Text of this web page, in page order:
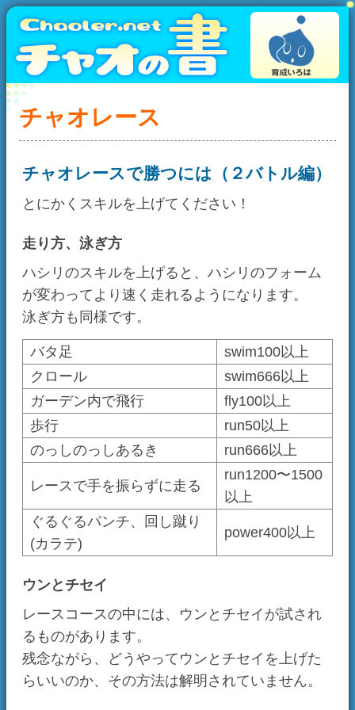
チャオレース
チャオレースで勝つには（２バトル編）
走り方、泳ぎ方
ハシリのスキルを上げると、ハシリのフォーム
が変わってより速く走れるようになります。
バタ足
クロール
swim666以上
ガーデン内で飛行
fly100以上
歩行
run50以上
のっしのっしあるき
レースで手を振らずに走る
run1200〜1500
ぐるぐるパンチ、回し蹴り
(カラテ)
power400以上
ウンとチセイ
レースコースの中には、ウンとチセイが試され
るものがあります。
残念ながら、どうやってウンとチセイを上げた
らいいのか、その方法は解明されていません。
チャオレースで勝つには（DX編）
とにかくスキルを上げてください！
ことも重要です。
カメラの切り替わりに惑わされずに、自分のチ
ャオをしっかりとフレームに収めて、勝利を掴
前へ 次へ 目次